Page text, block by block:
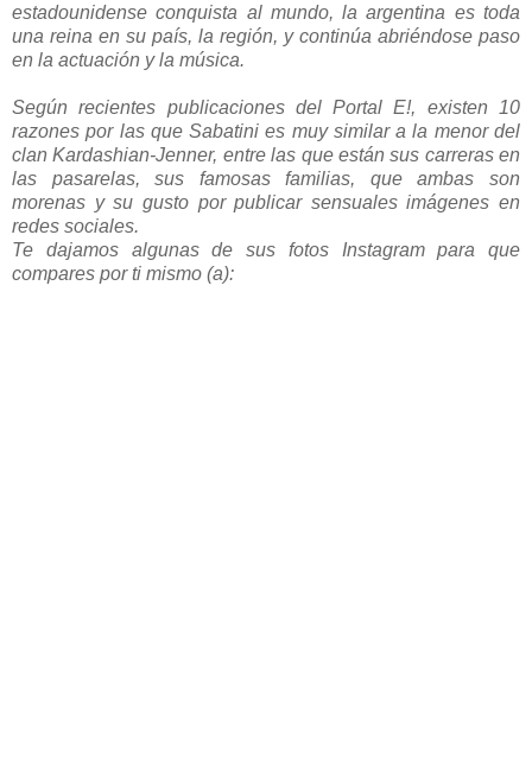
estadounidense conquista al mundo, la argentina es toda
una reina en su país, la región, y continúa abriéndose paso
en la actuación y la música.
Según recientes publicaciones del Portal E!, existen 10
razones por las que Sabatini es muy similar a la menor del
clan Kardashian-Jenner, entre las que están sus carreras en
las pasarelas, sus famosas familias, que ambas son
morenas y su gusto por publicar sensuales imágenes en
redes sociales.
Te dajamos algunas de sus fotos Instagram para que
compares por ti mismo (a):